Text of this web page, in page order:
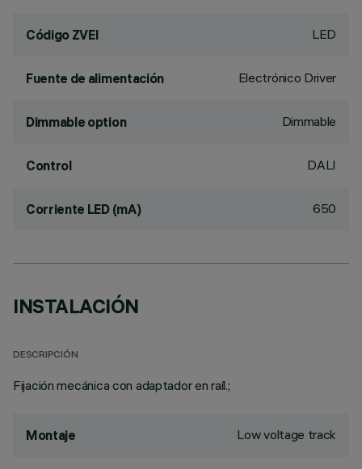
Código ZVEI LED
Fuente de alimentación Electrónico Driver
Dimmable option Dimmable
Control DALI
Corriente LED (mA) 650
INSTALACIÓN
DESCRIPCIÓN
Fijación mecánica con adaptador en raíl.;
Montaje Low voltage track